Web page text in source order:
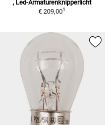
, Led-Armaturenknipperlicht
€ 209,001